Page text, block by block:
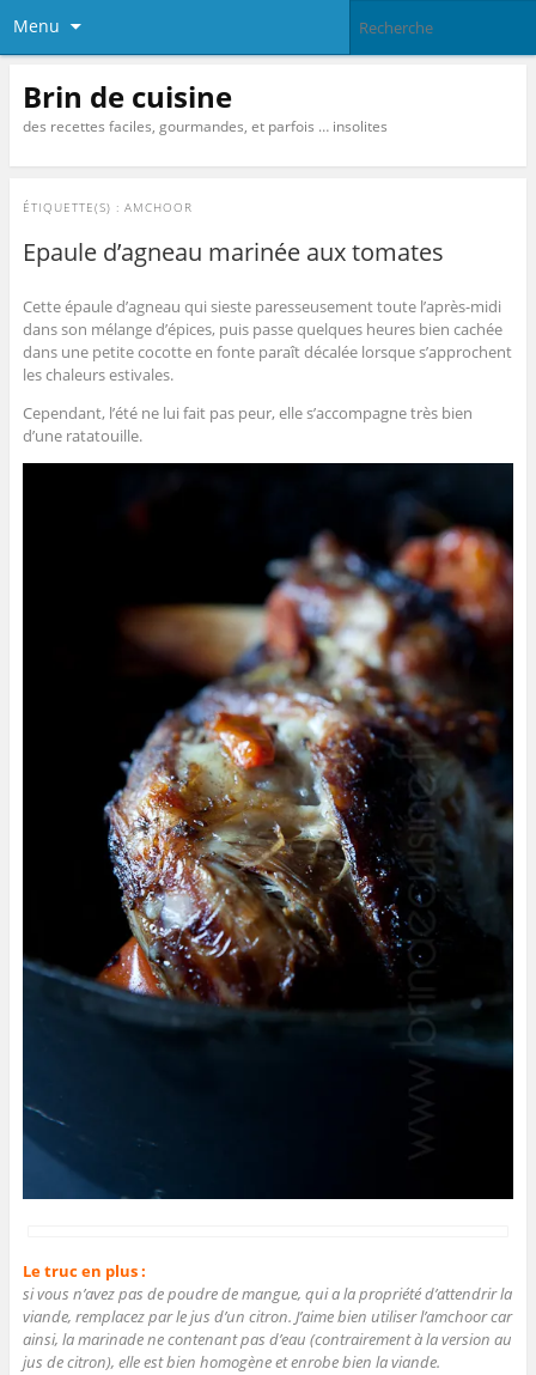
Menu
Brin de cuisine
des recettes faciles, gourmandes, et parfois … insolites
ÉTIQUETTE(S) : AMCHOOR
Epaule d’agneau marinée aux tomates
Cette épaule d’agneau qui sieste paresseusement toute l’après-midi
dans son mélange d’épices, puis passe quelques heures bien cachée
dans une petite cocotte en fonte paraît décalée lorsque s’approchent
les chaleurs estivales.
Cependant, l’été ne lui fait pas peur, elle s’accompagne très bien
d’une ratatouille.
Le truc en plus :
si vous n’avez pas de poudre de mangue, qui a la propriété d’attendrir la
viande, remplacez par le jus d’un citron. J’aime bien utiliser l’amchoor car
ainsi, la marinade ne contenant pas d’eau (contrairement à la version au
jus de citron), elle est bien homogène et enrobe bien la viande.